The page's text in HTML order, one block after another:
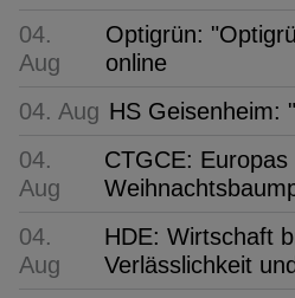
04.
Aug
Optigrün:
online
04. Aug HS Geisenheim:
04.
Aug
CTGCE: Europas
04.
Aug
HDE: Wirtschaft
Verlässlichkeit